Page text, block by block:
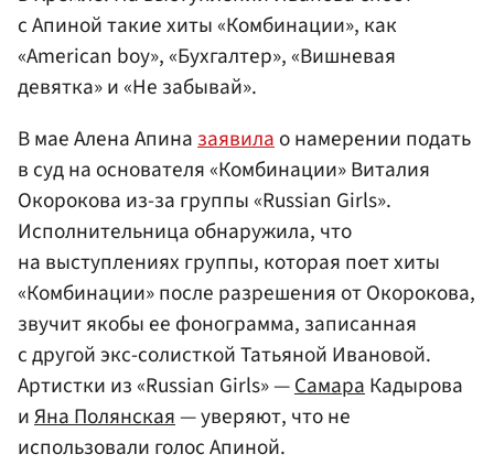
с Апиной такие хиты «Комбинации», как
«American boy», «Бухгалтер», «Вишневая
девятка» и «Не забывай».
В мае Алена Апиназаявилао намерении подать
в суд на основателя «Комбинации» Виталия
Окорокова из-за группы «Russian Girls».
Исполнительница обнаружила, что
на выступлениях группы, которая поет хиты
«Комбинации» после разрешения от Окорокова,
звучит якобы ее фонограмма, записанная
с другой экс-солисткой Татьяной Ивановой.
Артистки из «Russian Girls» —СамараКадырова
иЯна Полянская— уверяют, что не
использовали голос Апиной.